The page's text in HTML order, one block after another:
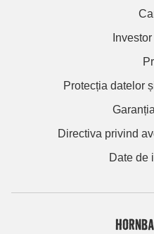
Protecția datelor
Directiva privind
Date de